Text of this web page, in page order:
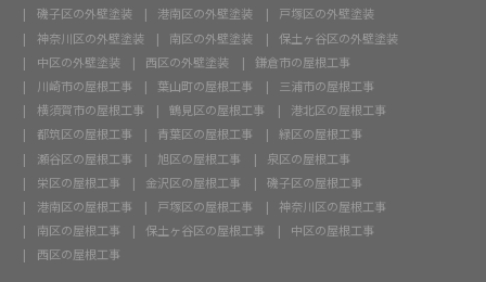
磯子区の外壁塗装
港南区の外壁塗装
戸塚区の外壁塗装
神奈川区の外壁塗装
南区の外壁塗装
保土ヶ谷区の外壁塗装
中区の外壁塗装
西区の外壁塗装
鎌倉市の屋根工事
川崎市の屋根工事
葉山町の屋根工事
三浦市の屋根工事
横須賀市の屋根工事
鶴見区の屋根工事
港北区の屋根工事
都筑区の屋根工事
青葉区の屋根工事
緑区の屋根工事
瀬谷区の屋根工事
旭区の屋根工事
泉区の屋根工事
栄区の屋根工事
金沢区の屋根工事
磯子区の屋根工事
港南区の屋根工事
戸塚区の屋根工事
神奈川区の屋根工事
南区の屋根工事
保土ヶ谷区の屋根工事
中区の屋根工事
西区の屋根工事